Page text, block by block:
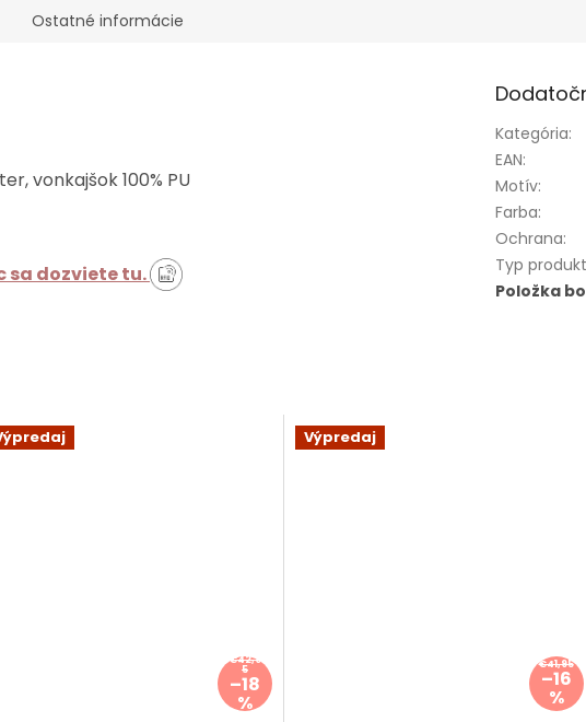
€42,9
5
–18
%
Výpredaj
€41,95
–16
%
Ostatné informácie
vonkajšok 100% PU
sa dozviete tu.
Kategória:
EAN:
Motív:
Farba:
Ochrana:
Typ
Položka